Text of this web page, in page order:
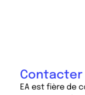
Contacter
EA est fière de